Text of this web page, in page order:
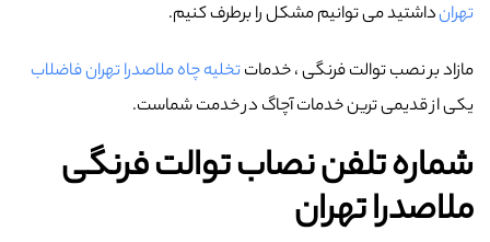
تهرانداشتید می توانیم مشکل را برطرف کنیم.
مازاد بر نصب توالت فرنگی ، خدماتتخلیه چاه ملاصدرا تهران فاضلاب
یکی از قدیمی ترین خدمات آچاگ در خدمت شماست.
شماره تلفن نصاب توالت فرنگی
ملاصدرا تهران